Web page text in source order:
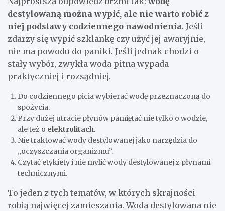
destylowaną można wypić, ale nie warto robić z
niej podstawy codziennego nawodnienia. Jeśli
zdarzy się wypić szklankę czy użyć jej awaryjnie,
nie ma powodu do paniki. Jeśli jednak chodzi o
stały wybór, zwykła woda pitna wypada
praktyczniej i rozsądniej.
Do codziennego picia wybierać wodę przeznaczoną do
spożycia.
Przy dużej utracie płynów pamiętać nie tylko o wodzie,
ale też o elektrolitach.
Nie traktować wody destylowanej jako narzędzia do
„oczyszczania organizmu”.
Czytać etykiety i nie mylić wody destylowanej z płynami
technicznymi.
To jeden z tych tematów, w których skrajności
robią najwięcej zamieszania. Woda destylowana nie